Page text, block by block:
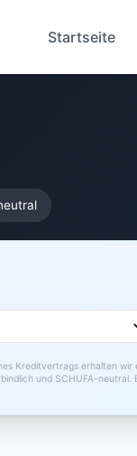
Startseite
Kreditvertrags erhalten
und SCHUFA-neutral.